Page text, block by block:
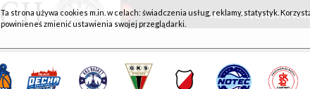
WKK ACTIVE HOTEL
Ta strona używa cookies m.in. w celach: świadczenia usług, reklamy, statystyk.
powinieneś zmienić ustawienia swojej przeglądarki.